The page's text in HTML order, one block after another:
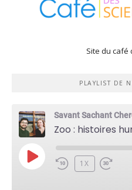
Site du café
PLAYLIST DE
Savant Sachant
PLAY
EPISODE
1X